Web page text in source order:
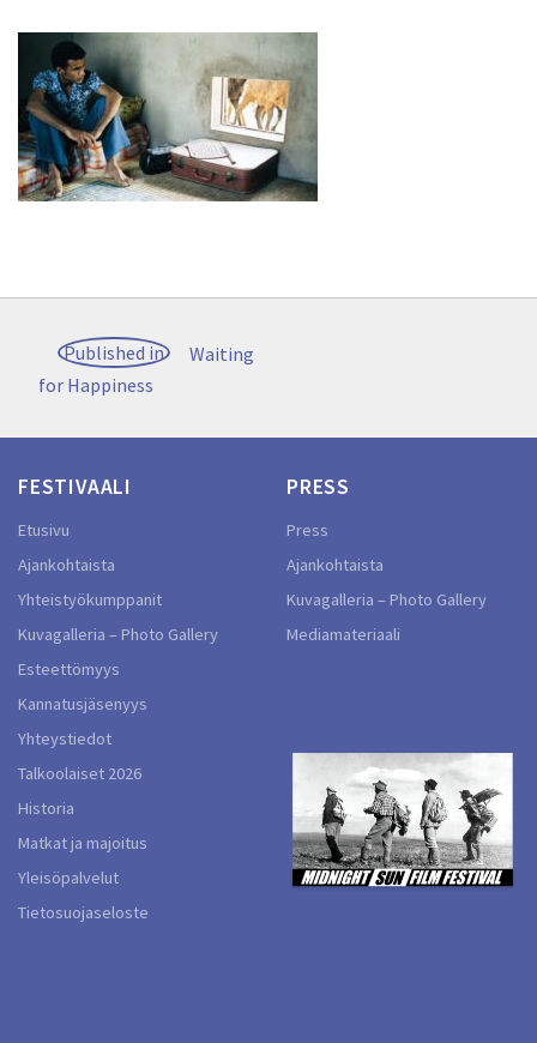
Artikkelien
selaus
Published in
Waiting
for Happiness
FESTIVAALI
Etusivu
Ajankohtaista
Yhteistyökumppanit
Kuvagalleria – Photo Gallery
Esteettömyys
Kannatusjäsenyys
Yhteystiedot
Talkoolaiset 2026
Historia
Matkat ja majoitus
Yleisöpalvelut
Tietosuojaseloste
PRESS
Press
Ajankohtaista
Kuvagalleria – Photo Gallery
Mediamateriaali